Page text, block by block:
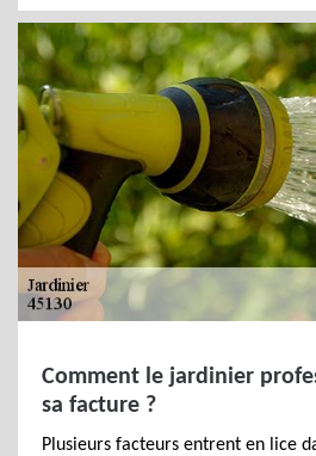
Comment le jardinier
sa facture ?
Plusieurs facteurs entrent en lice